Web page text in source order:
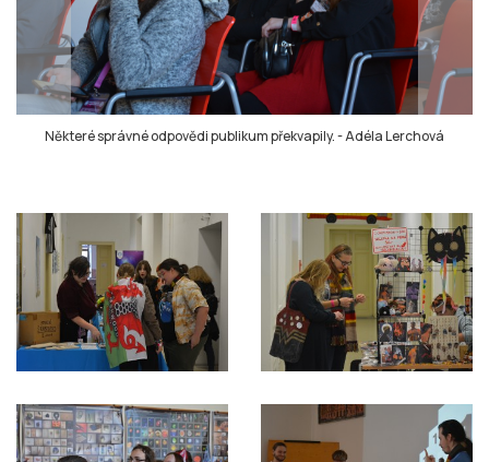
Některé správné odpovědi publikum překvapily.-Adéla Lerchová